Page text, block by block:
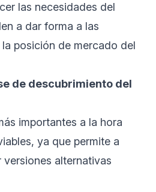
las necesidades del
a dar forma a las
posición de mercado del
de descubrimiento del
importantes a la hora
ya que permite a
alternativas